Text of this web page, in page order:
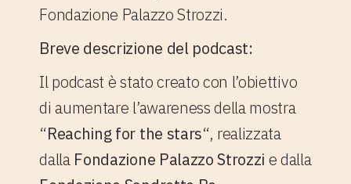
Fondazione Palazzo Strozzi.
Breve descrizione del podcast:
Il podcast è stato creato con l’obiettivo
di aumentare l’awareness della mostra
“Reaching for the stars“, realizzata
dalla Fondazione Palazzo Strozzi e dalla